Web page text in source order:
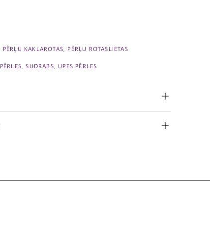
PĒRĻU KAKLAROTAS PĒRĻU ROTASLIETAS
PĒRLES ,SUDRABS ,UPES PĒRLES